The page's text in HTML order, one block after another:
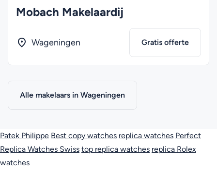
Mobach Makelaardij
Wageningen Gratis offerte
Alle makelaars in Wageningen
Patek Philippe Best copy watches replica watches Perfect
Replica Watches Swiss top replica watches replica Rolex
watches